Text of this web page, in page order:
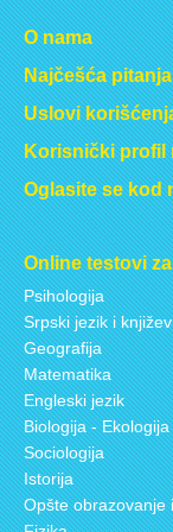
O nama
Najčešća pitanja
Uslovi
Korisnički profil
Oglasite se kod
Online testovi
Psihologija
Srpski jezik i
Geografija
Matematika
Engleski jezik
Biologija -
Sociologija
Istorija
Opšte obrazovanje